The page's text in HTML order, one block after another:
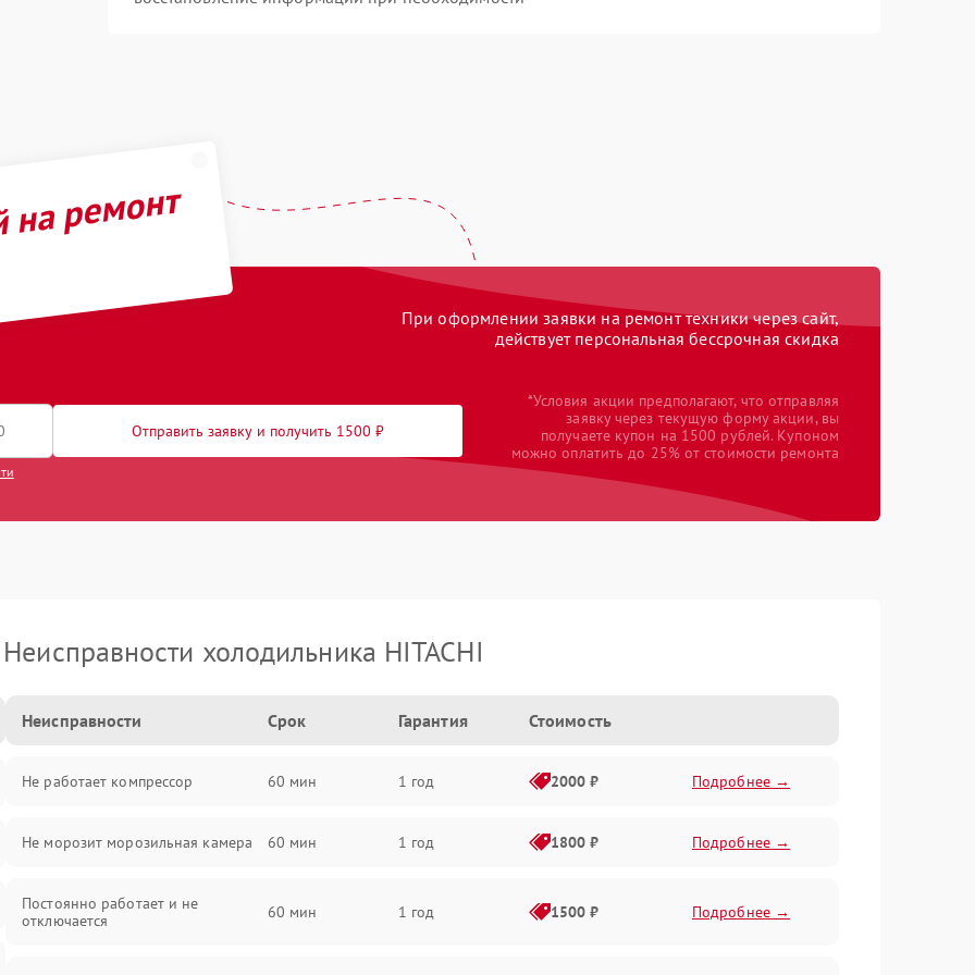
ремонт
При оформлении заявки на ремонт техники через сайт,
действует персональная бессрочная скидка
Отправить заявку и получить 1500 ₽
*Условия акции предполагают, что отправляя
заявку через текущую форму акции, вы
получаете купон на 1500 рублей. Купоном
можно оплатить до 25% от стоимости ремонта
Неисправности холодильника HITACHI
Неисправности Срок Гарантия Стоимость
Не работает компрессор 60 мин 1 год 2000 ₽ Подробнее →
Не морозит морозильная камера 60 мин 1 год 1800 ₽ Подробнее →
Постоянно работает и не
отключается
60 мин 1 год 1500 ₽ Подробнее →